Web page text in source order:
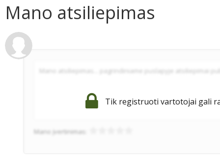
Mano atsiliepimas
Tik registruoti vartotojai gali
Mano įvertinimas: